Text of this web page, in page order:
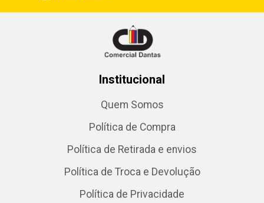
Institucional
Quem Somos
Política de Compra
Política de Retirada e envios
Política de Troca e Devolução
Política de Privacidade